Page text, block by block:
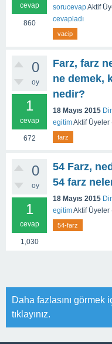
cevap
860
sorucevapAktif
cevapladı
vacip
0
oy
1
cevap
672
Farz, farz
ne demek,
nedir?
18 Mayıs 2015
egitimAktif Üyeler
farz
0
oy
1
cevap
1,030
54 Farz,
54 farz
18 Mayıs 2015
egitimAktif Üyeler
54-farz
Daha fazlasını görmek
tıklayınız.